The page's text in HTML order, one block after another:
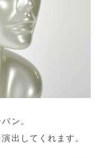
ン。
出してくれます。